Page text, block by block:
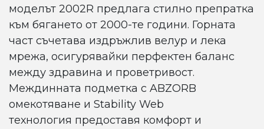
моделът 2002R предлага стилно препратка
към бягането от 2000-те години. Горната
част съчетава издръжлив велур и лекa
мрежа, осигурявайки перфектен баланс
между здравина и проветривост.
Междинната подметка с ABZORB
омекотяване и Stability Web
технология предоставя комфорт и